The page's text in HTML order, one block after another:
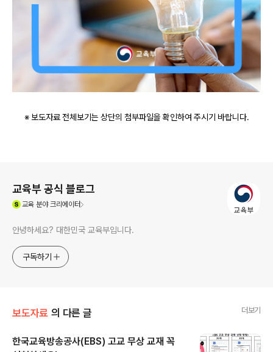
※ 보도자료 전체보기는 상단의 첨부파일을 확인하여 주시기 바랍니다.
교육부 공식 블로그
교육분야 크리에이터
안녕하세요? 대한민국 교육부입니다.
구독하기
보도자료 의 다른 글 더보기
한국교육방송공사(EBS) 고교 무상 교재 꼭